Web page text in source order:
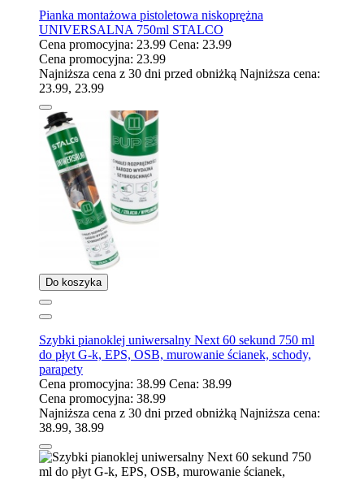
Pianka montażowa pistoletowa niskoprężna
UNIVERSALNA 750ml STALCO
Cena promocyjna: 23.99 Cena: 23.99
Cena promocyjna: 23.99
Najniższa cena z 30 dni przed obniżką Najniższa cena:
23.99, 23.99
Do koszyka
Szybki pianoklej uniwersalny Next 60 sekund 750 ml
do płyt G-k, EPS, OSB, murowanie ścianek, schody,
parapety
Cena promocyjna: 38.99 Cena: 38.99
Cena promocyjna: 38.99
Najniższa cena z 30 dni przed obniżką Najniższa cena:
38.99, 38.99